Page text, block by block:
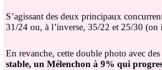
S’agissant des deux principaux
31/24 ou, à l’inverse, 35/22 et 25/30
En revanche, cette double photo avec
stable, un Mélenchon à 9% qui